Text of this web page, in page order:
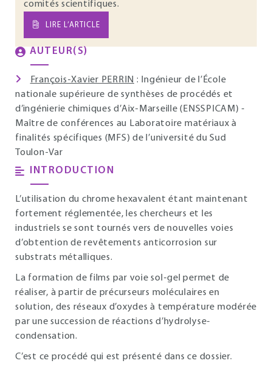
comités scientifiques.
LIRE L’ARTICLE
AUTEUR(S)
François-Xavier PERRIN : Ingénieur de l’École
nationale supérieure de synthèses de procédés et
d’ingénierie chimiques d’Aix-Marseille (ENSSPICAM) -
Maître de conférences au Laboratoire matériaux à
finalités spécifiques (MFS) de l’université du Sud
Toulon-Var
INTRODUCTION
L’utilisation du chrome hexavalent étant maintenant
fortement réglementée, les chercheurs et les
industriels se sont tournés vers de nouvelles voies
d’obtention de revêtements anticorrosion sur
substrats métalliques.
La formation de films par voie sol-gel permet de
réaliser, à partir de précurseurs moléculaires en
solution, des réseaux d’oxydes à température modérée
par une succession de réactions d’hydrolyse-
condensation.
C’est ce procédé qui est présenté dans ce dossier.